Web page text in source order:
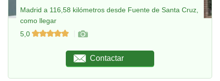
Madrid a 116,58 kilómetros desde Fuente de Santa Cruz,
como llegar
5,0
Contactar